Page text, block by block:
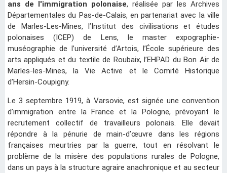
ans de l'immigration polonaise, réalisée par les Archives
Départementales du Pas-de-Calais, en partenariat avec la ville
de Marles-Les-Mines, l’Institut des civilisations et études
polonaises (ICEP) de Lens, le master expographie-
muséographie de l’université d’Artois, l’École supérieure des
arts appliqués et du textile de Roubaix, l’EHPAD du Bon Air de
Marles-les-Mines, la Vie Active et le Comité Historique
d’Hersin-Coupigny.
Le 3 septembre 1919, à Varsovie, est signée une convention
d’immigration entre la France et la Pologne, prévoyant le
recrutement collectif de travailleurs polonais. Elle devait
répondre à la pénurie de main-d’œuvre dans les régions
françaises meurtries par la guerre, tout en résolvant le
problème de la misère des populations rurales de Pologne,
dans un pays à la structure agraire anachronique et au secteur